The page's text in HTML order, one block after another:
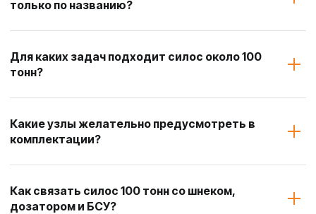
только по названию?
Для каких задач подходит силос около 100
тонн?
Какие узлы желательно предусмотреть в
комплектации?
Как связать силос 100 тонн со шнеком,
дозатором и БСУ?